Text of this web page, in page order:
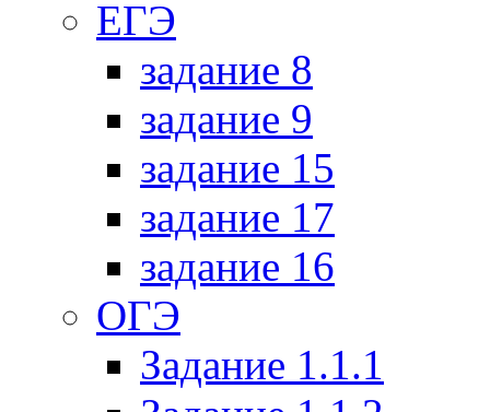
ЕГЭ
задание 8
задание 9
задание 15
задание 17
задание 16
ОГЭ
Задание 1.1.1